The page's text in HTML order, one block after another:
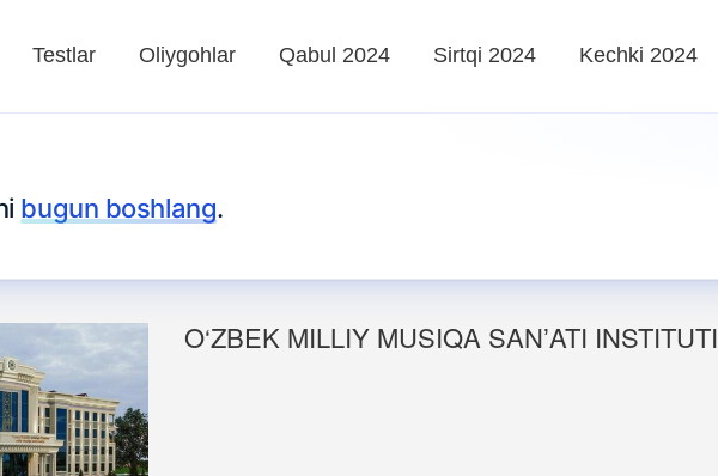
Testlar Oliygohlar Qabul 2024 Sirtqi 2024 Kechki 2024
bugun boshlang.
O‘ZBEK MILLIY MUSIQA SANʼATI INSTITUTI